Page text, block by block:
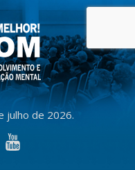
julho de 2026.